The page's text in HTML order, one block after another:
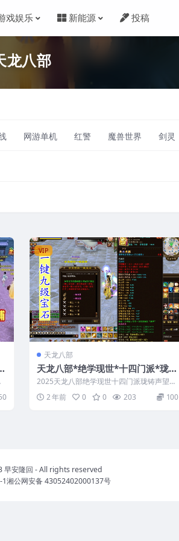
戏娱乐 新能源 投稿
龙八部
网游单机 红警 魔兽世界 剑灵
VIP
天龙八部
天龙八部*绝学现世*十四门派*珑铸
声望*一键端
2025天龙八部绝学现世十四门派珑铸声望龙
征十载一键端 架设步骤： 1，下载游戏...
2 年前 0 0 203 100
早安隆回 - All rights reserved
湘公网安备 43052402000137号